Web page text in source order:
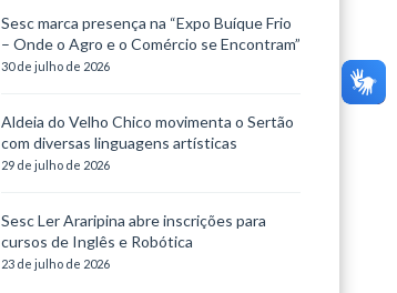
Sesc marca presença na “Expo Buíque Frio
– Onde o Agro e o Comércio se Encontram”
30 de julho de 2026
Aldeia do Velho Chico movimenta o Sertão
com diversas linguagens artísticas
29 de julho de 2026
Sesc Ler Araripina abre inscrições para
cursos de Inglês e Robótica
23 de julho de 2026